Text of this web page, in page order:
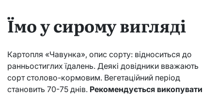
Їмо у сирому вигляді
Картопля «Чавунка», опис сорту: відноситься до
ранньостиглих їдалень. Деякі довідники вважають
сорт столово-кормовим. Вегетаційний період
становить 70-75 днів. Рекомендується викопувати